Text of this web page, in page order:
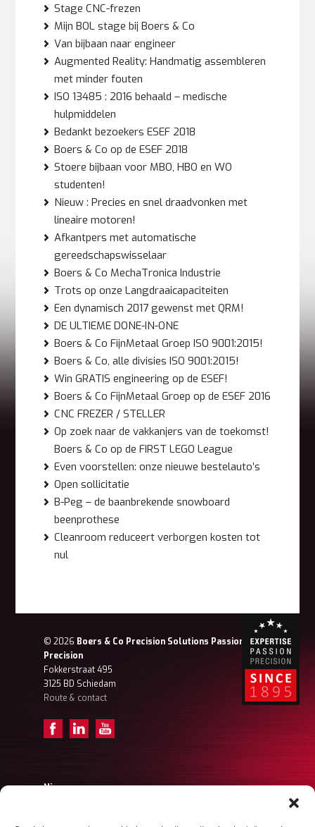
Stage CNC-frezen
Mijn BOL stage bij Boers & Co
Van bijbaan naar engineer
Augmented Reality: Handmatig assembleren
met minder fouten
ISO 13485 : 2016 behaald – medische
hulpmiddelen
Bedankt bezoekers ESEF 2018
Boers & Co op de ESEF 2018
Stoere bijbaan voor MBO, HBO en WO
studenten!
Nieuw : Precies en snel draadvonken met
lineaire motoren!
Afkantpers met automatische
gereedschapswisselaar
Boers & Co MechaTronica Industrie
Trots op onze Langdraaicapaciteiten
Een dynamisch 2017 gewenst met QRM!
DE ULTIEME DONE-IN-ONE
Boers & Co FijnMetaal Groep ISO 9001:2015!
Boers & Co, alle divisies ISO 9001:2015!
Win GRATIS engineering op de ESEF!
Boers & Co FijnMetaal Groep op de ESEF 2016
CNC FREZER / STELLER
Op zoek naar de vakkanjers van de toekomst!
Boers & Co op de FIRST LEGO League
Even voorstellen: onze nieuwe bestelauto’s
Open sollicitatie
B-Peg – de baanbrekende snowboard
beenprothese
Cleanroom reduceert verborgen kosten tot
nul
© 2026 Boers & Co Precision Solutions Passion for
Precision
Fokkerstraat 495
3125 BD Schiedam
Route & contact
Nieuws